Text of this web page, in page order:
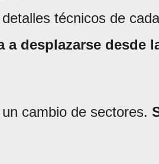
técnicos de
a desplazarse desde
cambio de sectores.